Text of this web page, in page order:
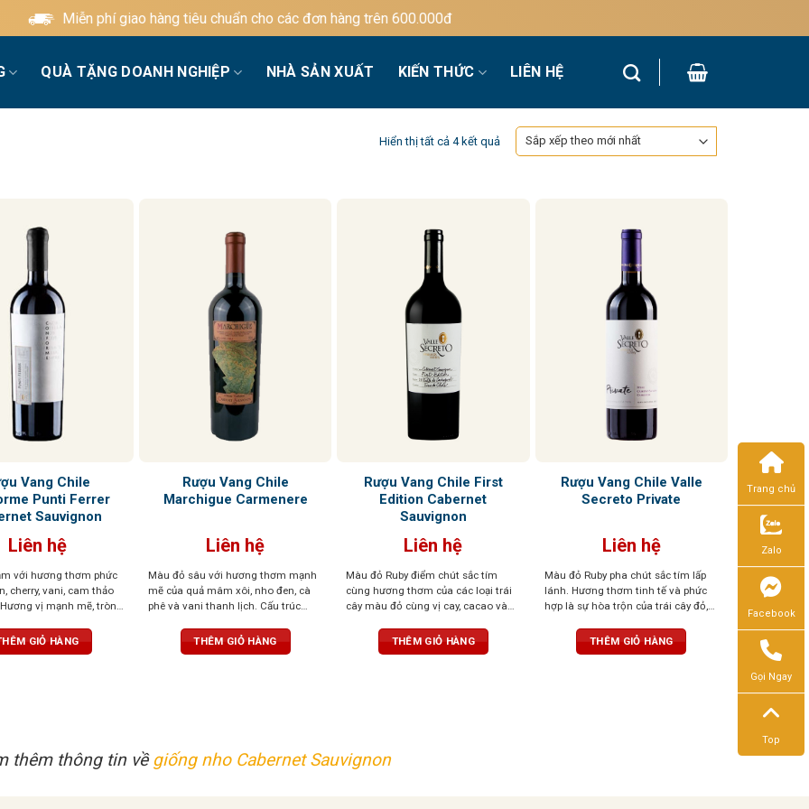
Miễn phí giao hàng tiêu chuẩn cho các đơn hàng trên 600.000đ
QUÀ TẶNG DOANH NGHIỆP NHÀ SẢN XUẤT KIẾN THỨC LIÊN HỆ
Hiển thị tất cả 4 kết quảĐã
sắp
Vang Chile
Punti Ferrer
Sauvignon
Liên hệ
với hương thơm phức
cherry, vani, cam thảo
vị mạnh mẽ, tròn
tạo nên ấn tượng khó
GIỎ HÀNG
Rượu Vang Chile
Marchigue Carmenere
Liên hệ
Màu đỏ sâu với hương thơm mạnh
mẽ của quả mâm xôi, nho đen, cà
phê và vani thanh lịch. Cấu trúc
triển tuyệt vời theo thời gian
THÊM GIỎ HÀNG
Rượu Vang Chile First
Edition Cabernet
Sauvignon
Liên hệ
Màu đỏ Ruby điểm chút sắc tím
cùng hương thơm của các loại trái
cây màu đỏ cùng vị cay, cacao và
bằng và dễ uống cùng dư vị tròn
trịa, dài lâu.
THÊM GIỎ HÀNG
Rượu Vang Chile Valle
Secreto Private
Liên hệ
Màu đỏ Ruby pha chút sắc tím lấp
lánh. Hương thơm tinh tế và phức
hợp là sự hòa trộn của trái cây đỏ,
hài hòa, tannin thanh lịch, dư vị bền
bỉ, chắc chắn
THÊM GIỎ HÀNG
thêm thông tin về giống nho Cabernet Sauvignon
Trang chủ
Zalo
Facebook
Gọi Ngay
Top